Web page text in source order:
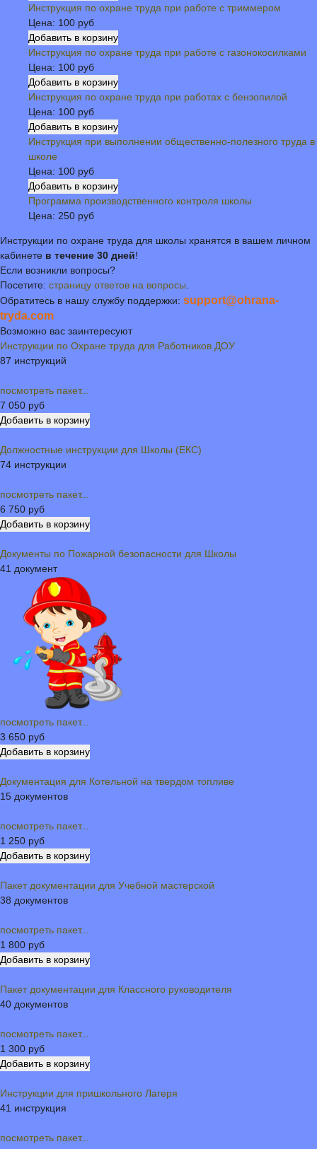
Инструкция по охране труда при работе с триммером
Цена: 100 руб
Инструкция по охране труда при работе с газонокосилками
Цена: 100 руб
Инструкция по охране труда при работах с бензопилой
Цена: 100 руб
Инструкция при выполнении общественно-полезного труда в
школе
Цена: 100 руб
Программа производственного контроля школы
Цена: 250 руб
Инструкции по охране труда для школы хранятся в вашем личном
кабинете в течение 30 дней!
Если возникли вопросы?
Посетите: страницу ответов на вопросы
Обратитесь в нашу службу поддержки: support@ohrana-
tryda.com
Возможно вас заинтересуют
Инструкции по Охране труда для Работников ДОУ
87 инструкций
посмотреть пакет...
7 050 руб
Должностные инструкции для Школы (ЕКС)
74 инструкции
посмотреть пакет...
6 750 руб
Документы по Пожарной безопасности для Школы
41 документ
посмотреть пакет...
3 650 руб
Документация для Котельной на твердом топливе
15 документов
посмотреть пакет...
1 250 руб
Пакет документации для Учебной мастерской
38 документов
посмотреть пакет...
1 800 руб
Пакет документации для Классного руководителя
40 документов
посмотреть пакет...
1 300 руб
Инструкции для пришкольного Лагеря
41 инструкция
посмотреть пакет...